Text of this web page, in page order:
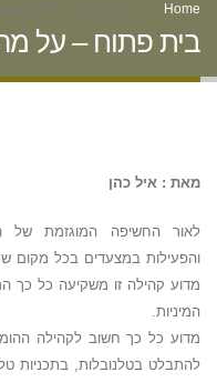
Home בית פתוח – על מה
בית פתוח – על
מאת : איל כהן
לאור החשיפה המוגזמת של
והפעילות במצעדים בכל
מדוע קהילה זו משקיעה כל כך
המיניות.
מדוע כל כך חשוב לקהילה
להתבלט בטלנובלות, בתכניות